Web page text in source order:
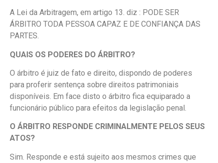
A Lei da Arbitragem, em artigo 13. diz : PODE SER
ÁRBITRO TODA PESSOA CAPAZ E DE CONFIANÇA DAS
PARTES.
QUAIS OS PODERES DO ÁRBITRO?
O árbitro é juiz de fato e direito, dispondo de poderes
para proferir sentença sobre direitos patrimoniais
disponíveis. Em face disto o árbitro fica equiparado a
funcionário público para efeitos da legislação penal.
O ÁRBITRO RESPONDE CRIMINALMENTE PELOS SEUS
ATOS?
Sim. Responde e está sujeito aos mesmos crimes que